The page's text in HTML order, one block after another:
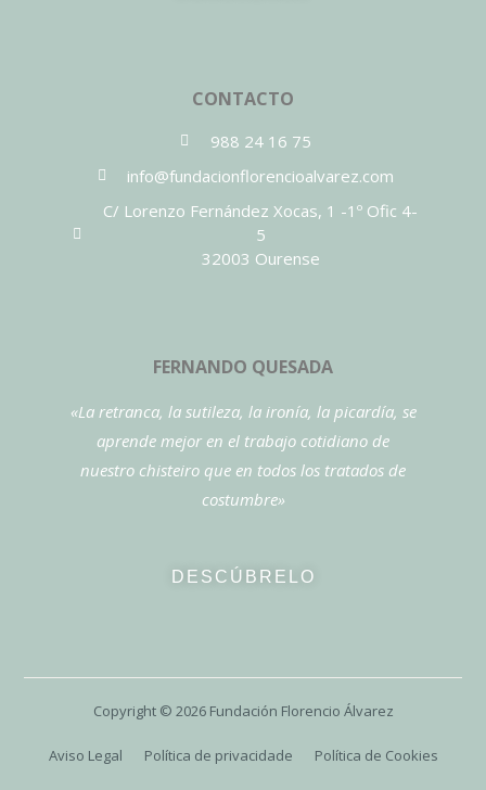
CONTACTO
988 24 16 75
info@fundacionflorencioalvarez.com
C/ Lorenzo Fernández Xocas, 1 -1º Ofic 4-
5
32003 Ourense
FERNANDO QUESADA
«La retranca, la sutileza, la ironía, la picardía, se
aprende mejor en el trabajo cotidiano de
nuestro chisteiro que en todos los tratados de
costumbre»
DESCÚBRELO
Copyright © 2026Fundación Florencio Álvarez
Aviso Legal Política de privacidade Política de Cookies